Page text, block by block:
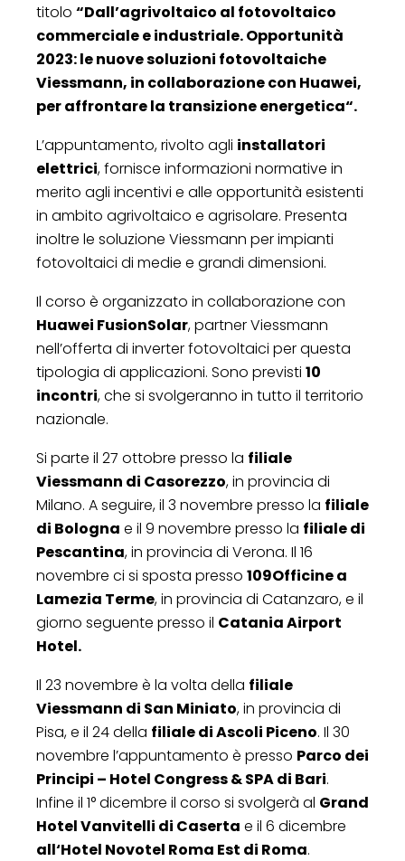
titolo “Dall’agrivoltaico al fotovoltaico
commerciale e industriale. Opportunità
2023: le nuove soluzioni fotovoltaiche
Viessmann, in collaborazione con Huawei,
per affrontare la transizione energetica“.
L’appuntamento, rivolto agli installatori
elettrici, fornisce informazioni normative in
merito agli incentivi e alle opportunità esistenti
in ambito agrivoltaico e agrisolare. Presenta
inoltre le soluzione Viessmann per impianti
fotovoltaici di medie e grandi dimensioni.
Il corso è organizzato in collaborazione con
Huawei FusionSolar, partner Viessmann
nell’offerta di inverter fotovoltaici per questa
tipologia di applicazioni. Sono previsti 10
incontri, che si svolgeranno in tutto il territorio
nazionale.
Si parte il 27 ottobre presso la filiale
Viessmann di Casorezzo, in provincia di
Milano. A seguire, il 3 novembre presso la filiale
di Bologna e il 9 novembre presso la filiale di
Pescantina, in provincia di Verona. Il 16
novembre ci si sposta presso 109Officine a
Lamezia Terme, in provincia di Catanzaro, e il
giorno seguente presso il Catania Airport
Hotel.
Il 23 novembre è la volta della filiale
Viessmann di San Miniato, in provincia di
Pisa, e il 24 della filiale di Ascoli Piceno. Il 30
novembre l’appuntamento è presso Parco dei
Principi – Hotel Congress & SPA di Bari.
Infine il 1° dicembre il corso si svolgerà al Grand
Hotel Vanvitelli di Caserta e il 6 dicembre
all‘Hotel Novotel Roma Est di Roma.